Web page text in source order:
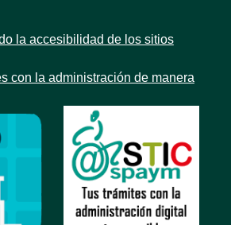
la accesibilidad de los sitios
con la administración de manera